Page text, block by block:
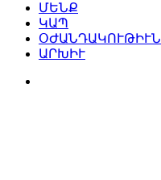
ՄԵՆՔ
ԿԱՊ
ՕԺԱՆԴԱԿՈՒԹԻՒՆ
ԱՐԽԻՒ